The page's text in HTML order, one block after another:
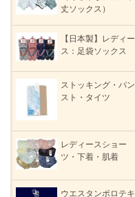
丈ソックス）
【日本製】レディー
ス：足袋ソックス
ストッキング・パン
スト・タイツ
レディースショー
ツ・下着・肌着
ウエスタンポロテキ